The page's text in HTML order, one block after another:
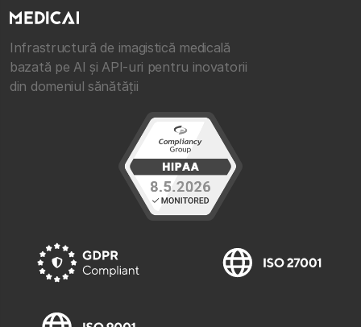
Infrastructură de imagistică medicală
bazată pe AI și API-uri pentru inovatorii
din domeniul sănătății